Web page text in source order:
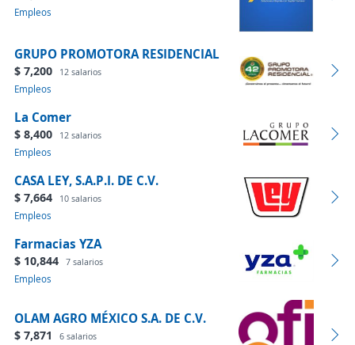
Empleos
GRUPO PROMOTORA RESIDENCIAL
$ 7,200 12 salarios
Empleos
La Comer
$ 8,400 12 salarios
Empleos
CASA LEY, S.A.P.I. DE C.V.
$ 7,664 10 salarios
Empleos
Farmacias YZA
$ 10,844 7 salarios
Empleos
OLAM AGRO MÉXICO S.A. DE C.V.
$ 7,871 6 salarios